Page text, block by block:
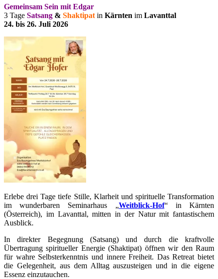
Gemeinsam Sein mit Edgar
3 Tage Satsang & Shaktipat in Kärnten im Lavanttal
24. bis 26. Juli 2026
Erlebe drei Tage tiefe Stille, Klarheit und spirituelle Transformation
im wunderbaren Seminarhaus „Weitblick-Hof“ in Kärnten
(Österreich), im Lavanttal, mitten in der Natur mit fantastischem
Ausblick.
In direkter Begegnung (Satsang) und durch die kraftvolle
Übertragung spiritueller Energie (Shaktipat) öffnen wir den Raum
für wahre Selbsterkenntnis und innere Freiheit. Das Retreat bietet
die Gelegenheit, aus dem Alltag auszusteigen und in die eigene
Essenz einzutauchen.